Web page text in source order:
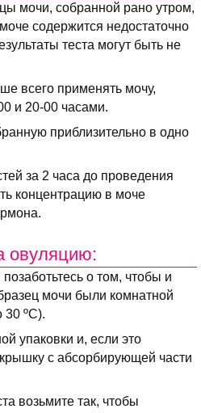
мочи, собранной рано утром,
содержится недостаточно
теста могут быть не
всего применять мочу,
и 20-00 часами.
приблизительно в одно
за 2 часа до проведения
концентрацию в моче
овуляцию:
о том, чтобы и
мочи были комнатной
30 ºC).
упаковки и, если это
с абсорбирующей части
возьмите так, чтобы